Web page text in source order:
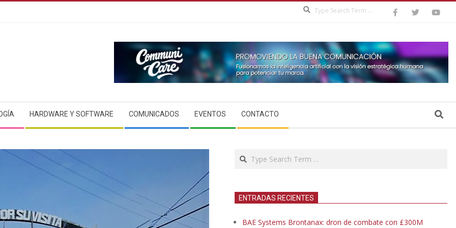
HARDWARE Y SOFTWARE COMUNICADOS EVENTOS CONTACTO Search
Search
ENTRADAS RECIENTES
BAE Systems Brontanax: dron de combate con £300M